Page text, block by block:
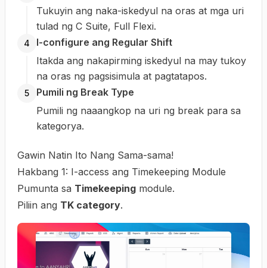
Tukuyin ang naka-iskedyul na oras at mga uri
tulad ng C Suite, Full Flexi.
4
I-configure ang Regular Shift
Itakda ang nakapirming iskedyul na may tukoy
na oras ng pagsisimula at pagtatapos.
5
Pumili ng Break Type
Pumili ng naaangkop na uri ng break para sa
kategorya.
Gawin Natin Ito Nang Sama-sama!
Hakbang 1: I-access ang Timekeeping Module
Pumunta sa Timekeeping module.
Piliin ang TK category.